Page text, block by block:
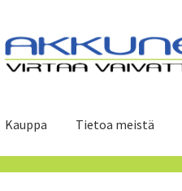
Siirry
navigointiin
Siirry
sisältöön
Kauppa Tietoa meistä